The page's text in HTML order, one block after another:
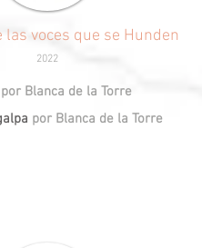
las voces que se Hunden
2022
por Blanca de la Torre
por Blanca de la Torre